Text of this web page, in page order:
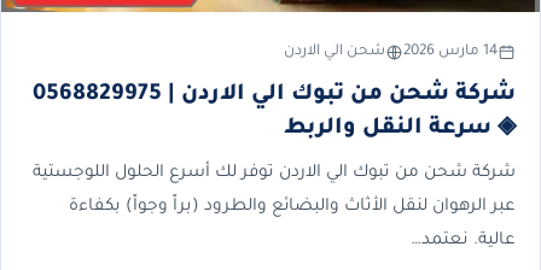
14 مارس 2026 شحن الي الاردن
شركة شحن من تبوك الي الاردن | 0568829975
◈ سرعة النقل والربط
شركة شحن من تبوك الي الاردن توفر لك أسرع الحلول اللوجستية
عبر الرهوان لنقل الأثاث والبضائع والطرود (براً وجواً) بكفاءة
عالية. نعتمد…